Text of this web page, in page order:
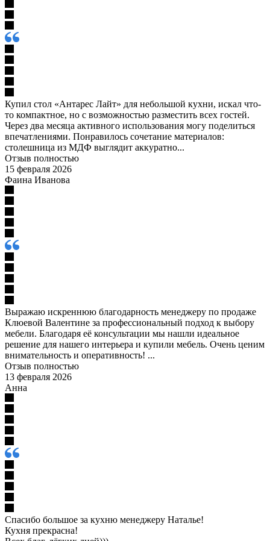
Купил стол «Антарес Лайт» для небольшой кухни, искал что-
то компактное, но с возможностью разместить всех гостей.
Через два месяца активного использования могу поделиться
впечатлениями. Понравилось сочетание материалов:
столешница из МДФ выглядит аккуратно...
Отзыв полностью
15 февраля 2026
Фаина Иванова
Выражаю искреннюю благодарность менеджеру по продаже
Клюевой Валентине за профессиональный подход к выбору
мебели. Благодаря её консультации мы нашли идеальное
решение для нашего интерьера и купили мебель. Очень ценим
внимательность и оперативность! ...
Отзыв полностью
13 февраля 2026
Анна
Спасибо большое за кухню менеджеру Наталье!
Кухня прекрасна!